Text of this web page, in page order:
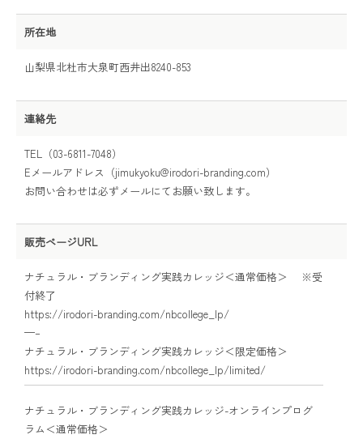
所在地
山梨県北杜市大泉町西井出8240-853
連絡先
TEL（03-6811-7048）
Eメールアドレス（jimukyoku@irodori-branding.com）
お問い合わせは必ずメールにてお願い致します。
販売ページURL
ナチュラル・ブランディング実践カレッジ＜通常価格＞ ※受
付終了
https://irodori-branding.com/nbcollege_lp/
—–
ナチュラル・ブランディング実践カレッジ＜限定価格＞
https://irodori-branding.com/nbcollege_lp/limited/
ナチュラル・ブランディング実践カレッジ-オンラインプログ
ラム＜通常価格＞